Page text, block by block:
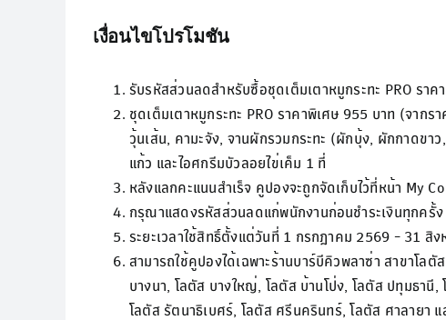
เงื่อนไขโปรโมชัน
รับรหัสส่วนลดสำหรับซื้อชุดเต็มเตาหมูกระทะ PRO รา
ชุดเต็มเตาหมูกระทะ PRO ราคาพิเศษ 955 บาท (จา
วุ้นเส้น, คามะจัง, จานผักรวมกระทะ (ผักบุ้ง, ผักกาดขา
แก้ว และไอศกรีมบัวลอยไข่เค็ม 1 ที่
หลังแลกคะแนนสำเร็จ คูปองจะถูกจัดเก็บไว้ที่หน้า My
กรุณาแสดงรหัสส่วนลดแก่พนักงานก่อนชำระเงินทุกครั้ง
ระยะเวลาใช้สิทธิ์ตั้งแต่วันที่ 1 กรกฎาคม 2569 – 31 สิ
สามารถใช้คูปองได้เฉพาะร้านบาร์บีคิวพลาซ่า สาขาโ
บางนา, โลตัส บางใหญ่, โลตัส บ้านโป่ง, โลตัส ปทุมธา
โลตัส รัตนาธิเบศร์, โลตัส ศรีนครินทร์, โลตัส ศาลายา